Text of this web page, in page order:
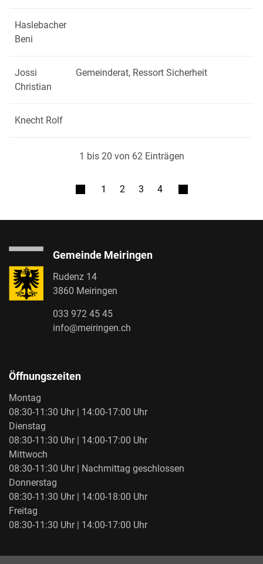
Haslebacher
Beni
Jossi
Christian
Gemeinderat, Ressort Sicherheit
Knecht Rolf
1 bis 20 von 62 Einträgen
1 2 3 4
Gemeinde Meiringen
Rudenz 14
3860 Meiringen
033 972 45 45
info@meiringen.ch
Öffnungszeiten
Montag
08:30-11:30 Uhr | 14:00-17:00 Uhr
Dienstag
08:30-11:30 Uhr | 14:00-17:00 Uhr
Mittwoch
08:30-11:30 Uhr | Nachmittag geschlossen
Donnerstag
08:30-11:30 Uhr | 14:00-18:00 Uhr
Freitag
08:30-11:30 Uhr | 14:00-17:00 Uhr